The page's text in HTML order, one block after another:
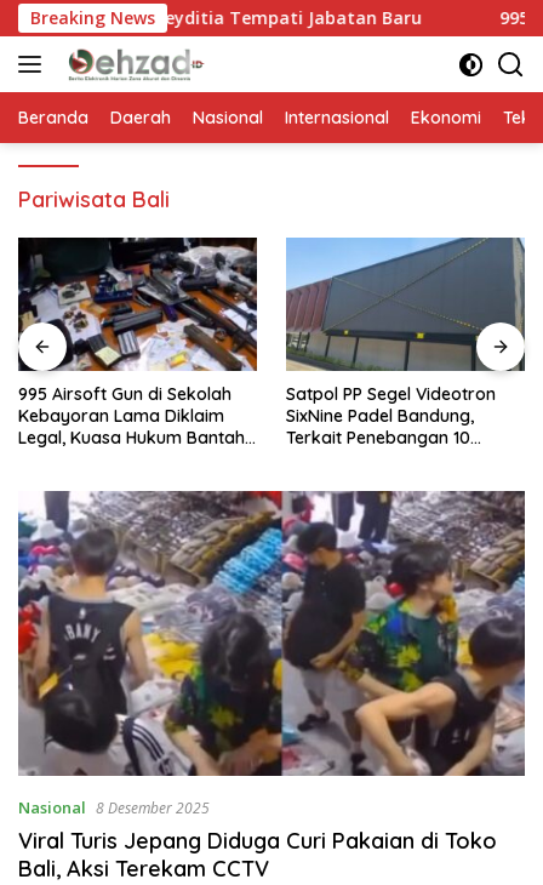
Langsung
ke
konten
Breaking News
Meyditia Tempati Jabatan Baru 995 Airsoft Gun
Beranda Daerah Nasional Internasional Ekonomi
Pariwisata Bali
995 Airsoft Gun di Sekolah
Kebayoran Lama Diklaim
Legal, Kuasa Hukum Bantah
Satpol PP Segel Videotron
SixNine Padel Bandung,
Terkait Penebangan 10
Nasional 8 Desember 2025
Viral Turis Jepang Diduga Curi Pakaian di Toko
Bali, Aksi Terekam CCTV